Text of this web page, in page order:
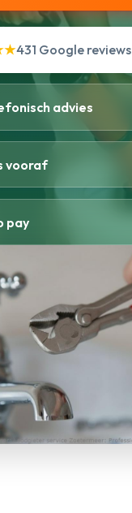
431 Google reviews
advies
vooraf
pay